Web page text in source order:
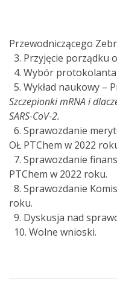
Przewodniczącego
3. Przyjęcie porządku
4. Wybór
5. Wykład naukowy –
Szczepionki mRNA i
SARS-CoV-2.
6. Sprawozdanie
OŁ PTChem w 2022
7. Sprawozdanie
PTChem w 2022 roku.
8. Sprawozdanie
roku.
9. Dyskusja nad
10. Wolne wnioski.